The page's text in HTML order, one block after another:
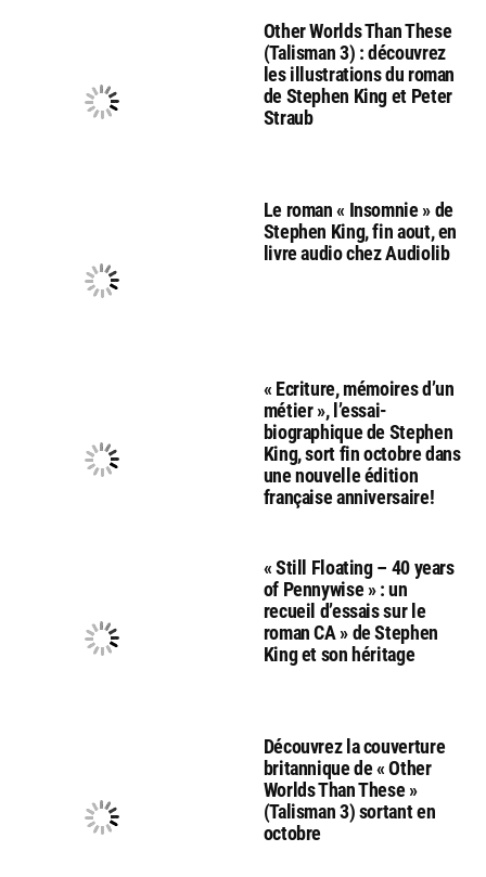
Other Worlds Than These
(Talisman 3) : découvrez
les illustrations du roman
de Stephen King et Peter
Straub
Le roman « Insomnie » de
Stephen King, fin aout, en
livre audio chez Audiolib
« Ecriture, mémoires d’un
métier », l’essai-
biographique de Stephen
King, sort fin octobre dans
une nouvelle édition
française anniversaire!
« Still Floating – 40 years
of Pennywise » : un
recueil d’essais sur le
roman CA » de Stephen
King et son héritage
Découvrez la couverture
britannique de « Other
Worlds Than These »
(Talisman 3) sortant en
octobre